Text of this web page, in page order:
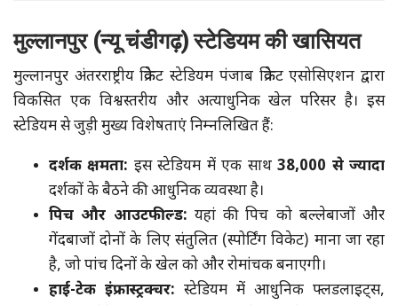
मुल्लानपुर (न्यू चंडीगढ़) स्टेडियम की खासियत
मुल्लानपुर अंतरराष्ट्रीय क्रिकेट स्टेडियम पंजाब क्रिकेट एसोसिएशन द्वारा
विकसित एक विश्वस्तरीय और अत्याधुनिक खेल परिसर है। इस
स्टेडियम से जुड़ी मुख्य विशेषताएं निम्नलिखित हैं:
दर्शक क्षमता: इस स्टेडियम में एक साथ38,000 से ज्यादा
दर्शकों के बैठने की आधुनिक व्यवस्था है।
पिच और आउटफील्ड: यहां की पिच को बल्लेबाजों और
गेंदबाजों दोनों के लिए संतुलित (स्पोर्टिंग विकेट) माना जा रहा
है, जो पांच दिनों के खेल को और रोमांचक बनाएगी।
हाई-टेक इंफ्रास्ट्रक्चर: स्टेडियम में आधुनिक फ्लडलाइट्स,